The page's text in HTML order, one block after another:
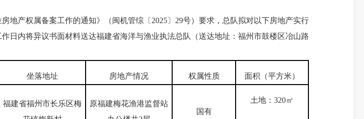
产权属备案工作的通知》（闽机管综〔2025〕29号）要求，总队拟对以下房地产实行
日内将异议书面材料送达福建省海洋与渔业执法总队（送达地址：福州市鼓楼区冶山路
坐落地址 房地产情况 权属性质 面积（平方米）
福建省福州市长乐区梅
原福建梅花渔港监督站
国有
土地：320㎡